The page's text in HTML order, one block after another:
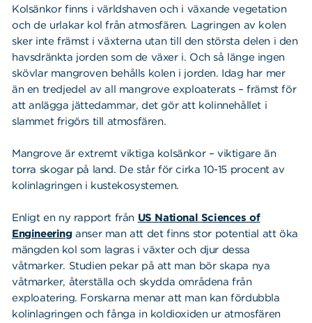
Kolsänkor finns i världshaven och i växande vegetation
och de urlakar kol från atmosfären. Lagringen av kolen
sker inte främst i växterna utan till den största delen i den
havsdränkta jorden som de växer i. Och så länge ingen
skövlar mangroven behålls kolen i jorden. Idag har mer
än en tredjedel av all mangrove exploaterats – främst för
att anlägga jättedammar, det gör att kolinnehållet i
slammet frigörs till atmosfären.
Mangrove är extremt viktiga kolsänkor – viktigare än
torra skogar på land. De står för cirka 10-15 procent av
kolinlagringen i kustekosystemen.
Enligt en ny rapport från US National Sciences of
Engineering anser man att det finns stor potential att öka
mängden kol som lagras i växter och djur dessa
våtmarker. Studien pekar på att man bör skapa nya
våtmarker, återställa och skydda områdena från
exploatering. Forskarna menar att man kan fördubbla
kolinlagringen och fånga in koldioxiden ur atmosfären